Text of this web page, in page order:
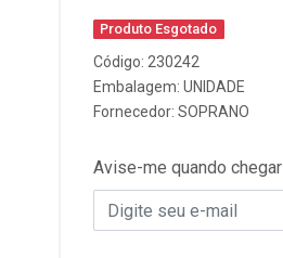
Produto Esgotado
Código: 230242
Embalagem: UNIDADE
Fornecedor: SOPRANO
Avise-me quando chegar